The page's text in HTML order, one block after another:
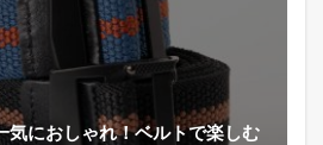
気におしゃれ！ベルトで楽しむ